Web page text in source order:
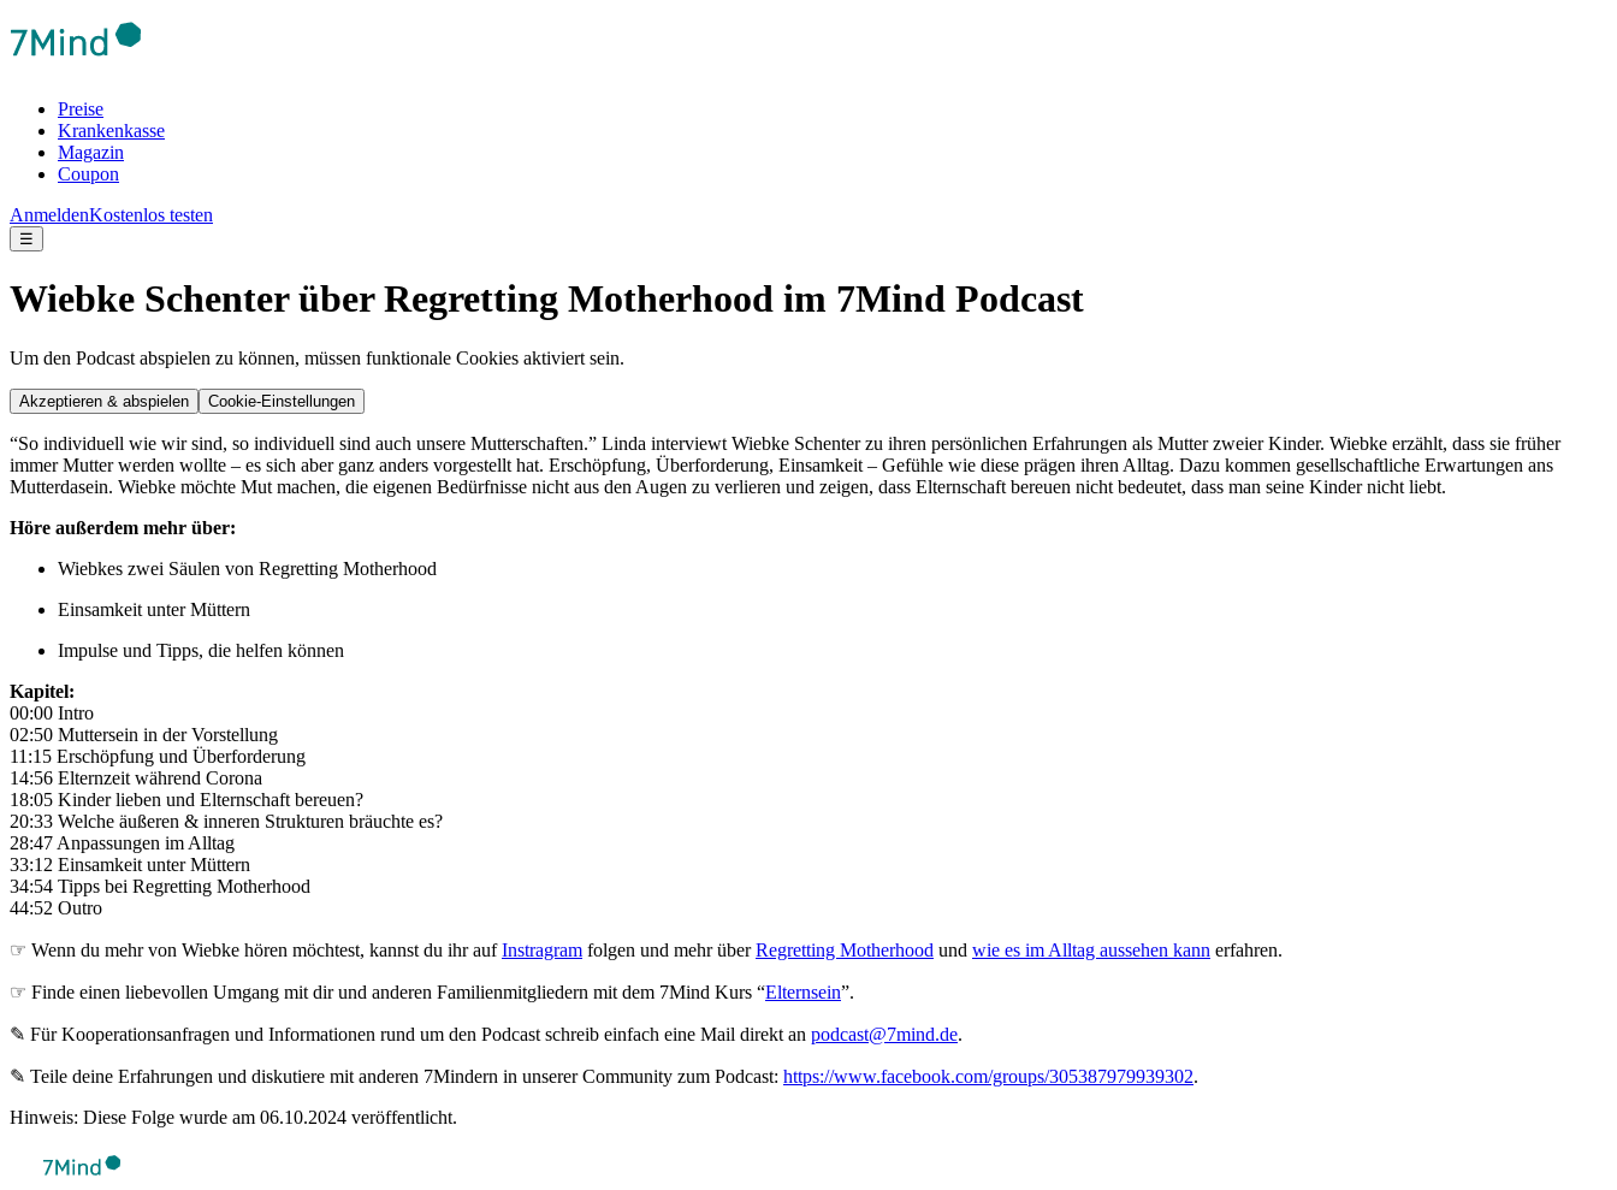
Preise
Krankenkasse
Magazin
Coupon
AnmeldenKostenlos testen
☰
Wiebke Schenter über Regretting Motherhood im 7Mind Podcast
Um den Podcast abspielen zu können, müssen funktionale Cookies aktiviert sein.
Akzeptieren & abspielen Cookie-Einstellungen
“So individuell wie wir sind, so individuell sind auch unsere Mutterschaften.” Linda interviewt Wiebke Schenter zu ihren persönlichen Erfahrungen als Mutter zweier Kinder. Wiebke erzählt, dass sie früher
immer Mutter werden wollte – es sich aber ganz anders vorgestellt hat. Erschöpfung, Überforderung, Einsamkeit – Gefühle wie diese prägen ihren Alltag. Dazu kommen gesellschaftliche Erwartungen ans
Mutterdasein. Wiebke möchte Mut machen, die eigenen Bedürfnisse nicht aus den Augen zu verlieren und zeigen, dass Elternschaft bereuen nicht bedeutet, dass man seine Kinder nicht liebt.
Höre außerdem mehr über:
Wiebkes zwei Säulen von Regretting Motherhood
Einsamkeit unter Müttern
Impulse und Tipps, die helfen können
Kapitel:
00:00 Intro
02:50 Muttersein in der Vorstellung
11:15 Erschöpfung und Überforderung
14:56 Elternzeit während Corona
18:05 Kinder lieben und Elternschaft bereuen?
20:33 Welche äußeren & inneren Strukturen bräuchte es?
28:47 Anpassungen im Alltag
33:12 Einsamkeit unter Müttern
34:54 Tipps bei Regretting Motherhood
44:52 Outro
☞ Wenn du mehr von Wiebke hören möchtest, kannst du ihr aufInstragram folgen und mehr überRegretting Motherhood und wie es im Alltag aussehen kann erfahren.
☞ Finde einen liebevollen Umgang mit dir und anderen Familienmitgliedern mit dem 7Mind Kurs “Elternsein”.
✎ Für Koope­ra­ti­ons­an­fra­gen und Infor­ma­tio­nen rund um den Pod­cast schreib ein­fach eine Mail direkt an podcast@7mind.de.
✎ Teile deine Erfahrungen und diskutiere mit anderen 7Mindern in unserer Community zum Podcast: https://www.facebook.com/groups/305387979939302.
Hinweis: Diese Folge wurde am 06.10.2024 veröffentlicht.